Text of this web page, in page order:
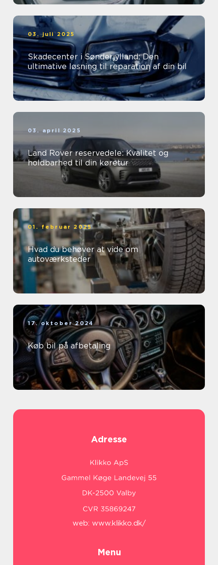
03. juli 2025
Skadecenter i Sønderjylland: Den
ultimative løsning til reparation af din bil
03. april 2025
Land Rover reservedele: Kvalitet og
holdbarhed til din køretur
01. februar 2025
Hvad du behøver at vide om
autoværksteder
17. oktober 2024
Køb bil på afbetaling
Adresse
web: www.klikko.dk/
Menu